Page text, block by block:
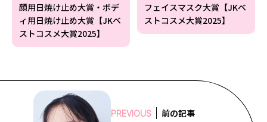
顔用日焼け止め大賞・ボデ
ィ用日焼け止め大賞【JKベ
ストコスメ大賞2025】
フェイスマスク大賞【JKベ
ストコスメ大賞2025】
PREVIOUS 前の記事